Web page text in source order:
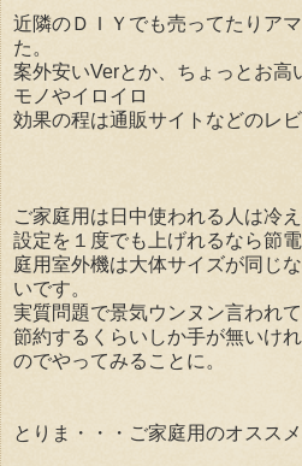
近隣のＤＩＹでも売ってたりア
た。
案外安いVerとか、ちょっとお高
モノやイロイロ
効果の程は通販サイトなどのレ
ご家庭用は日中使われる人は冷
設定を１度でも上げれるなら節
庭用室外機は大体サイズが同じ
いです。
実質問題で景気ウンヌン言われ
節約するくらいしか手が無いけ
のでやってみることに。
とりま・・・ご家庭用のオスス